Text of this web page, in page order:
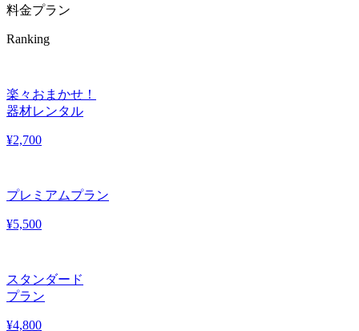
料金プラン
Ranking
楽々おまかせ！
器材レンタル
¥2,700
プレミアムプラン
¥5,500
スタンダード
プラン
¥4,800